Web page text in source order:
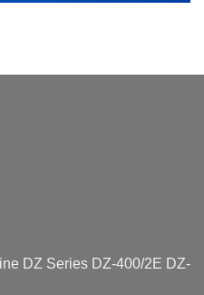
DZ Series DZ-400/2E DZ-